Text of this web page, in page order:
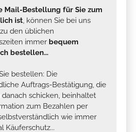
Mail-Bestellung für Sie zum
ist, können Sie bei uns
den üblichen
immer bequem
bestellen...
bestellen: Die
Auftrags-Bestätigung, die
schicken, beinhaltet
zum Bezahlen per
wie immer
Käuferschutz...